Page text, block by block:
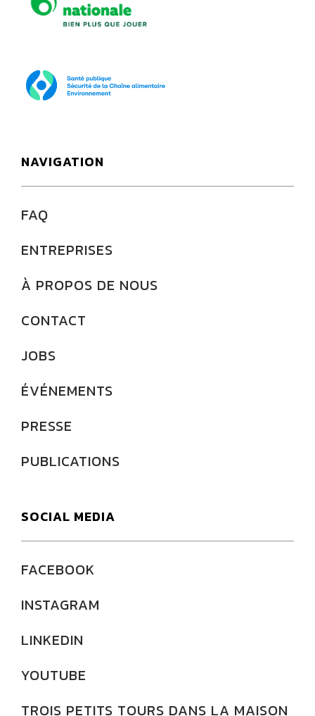
NAVIGATION
FAQ
ENTREPRISES
À PROPOS DE NOUS
CONTACT
JOBS
ÉVÉNEMENTS
PRESSE
PUBLICATIONS
SOCIAL MEDIA
FACEBOOK
INSTAGRAM
LINKEDIN
YOUTUBE
TROIS PETITS TOURS DANS LA MAISON